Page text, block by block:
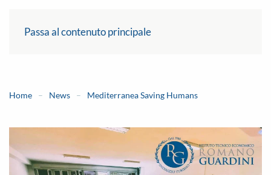
Passa al contenuto principale
Home News Mediterranea Saving Humans